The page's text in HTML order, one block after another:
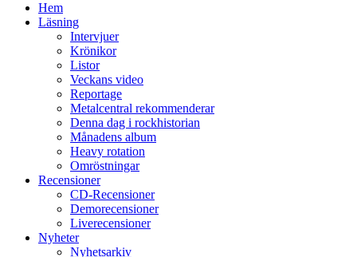
Hem
Läsning
Intervjuer
Krönikor
Listor
Veckans video
Reportage
Metalcentral rekommenderar
Denna dag i rockhistorian
Månadens album
Heavy rotation
Omröstningar
Recensioner
CD-Recensioner
Demorecensioner
Liverecensioner
Nyheter
Nyhetsarkiv